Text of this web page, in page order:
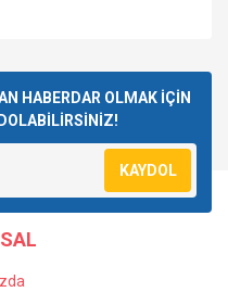
HABERDAR OLMAK İÇİN
KAYDOL